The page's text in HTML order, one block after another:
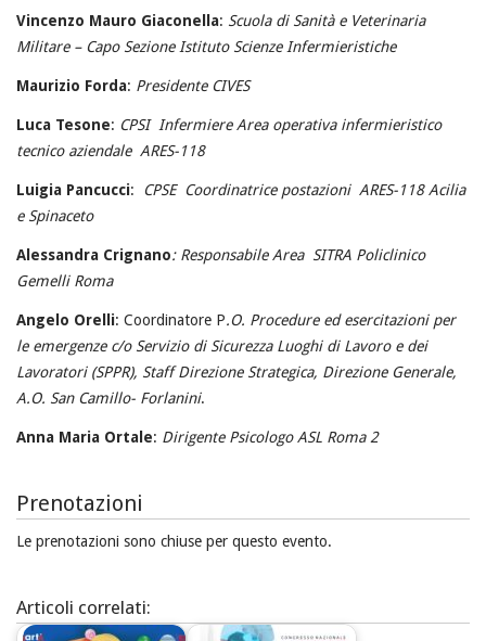
Vincenzo Mauro Giaconella: Scuola di Sanità e Veterinaria
Militare – Capo Sezione Istituto Scienze Infermieristiche
Maurizio Forda: Presidente CIVES
Luca Tesone: CPSI Infermiere Area operativa infermieristico
tecnico aziendale ARES-118
Luigia Pancucci: CPSE Coordinatrice postazioni ARES-118 Acilia
e Spinaceto
Alessandra Crignano: Responsabile Area SITRA Policlinico
Gemelli Roma
Angelo Orelli: Coordinatore P.O. Procedure ed esercitazioni per
le emergenze c/o Servizio di Sicurezza Luoghi di Lavoro e dei
Lavoratori (SPPR), Staff Direzione Strategica, Direzione Generale,
A.O. San Camillo- Forlanini.
Anna Maria Ortale: Dirigente Psicologo ASL Roma 2
Prenotazioni
Le prenotazioni sono chiuse per questo evento.
Articoli correlati: